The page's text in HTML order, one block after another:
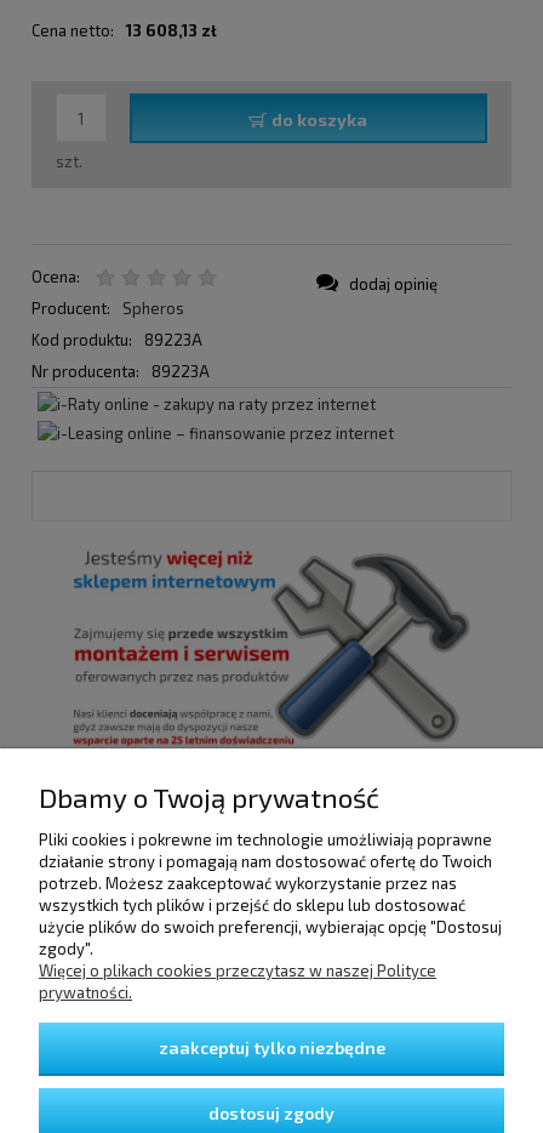
Cena netto: 13 608,13 zł
szt.
do koszyka
Ocena:
Producent:
Spheros
Kod produktu:
89223A
Nr producenta:
89223A
dodaj opinię
POMOC
DOSTAWA I PŁATNOŚCI
GWARANCJA I ZWROTY
Dbamy o Twoją prywatność
Pliki cookies i pokrewne im technologie umożliwiają poprawne
działanie strony i pomagają nam dostosować ofertę do Twoich
potrzeb. Możesz zaakceptować wykorzystanie przez nas
wszystkich tych plików i przejść do sklepu lub dostosować
użycie plików do swoich preferencji, wybierając opcję "Dostosuj
zgody".
Więcej o plikach cookies przeczytasz w naszej Polityce
prywatności.
zaakceptuj tylko niezbędne
dostosuj zgody